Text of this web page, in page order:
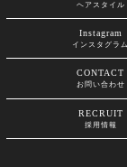
ヘアスタイル
Instagram
インスタグラム
CONTACT
お問い合わせ
RECRUIT
採用情報